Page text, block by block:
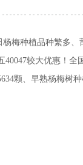
梅种植品种繁多、
40047较大优惠！全
颗、早熟杨梅树